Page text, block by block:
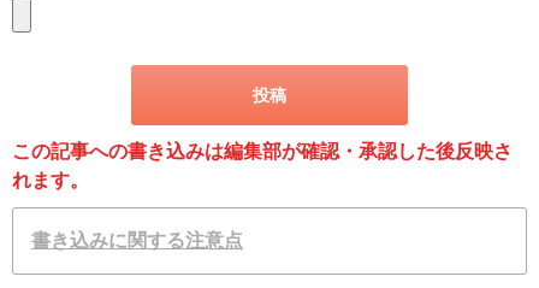
この記事への書き込みは編集部が確認・承認した後反映さ
れます。
書き込みに関する注意点